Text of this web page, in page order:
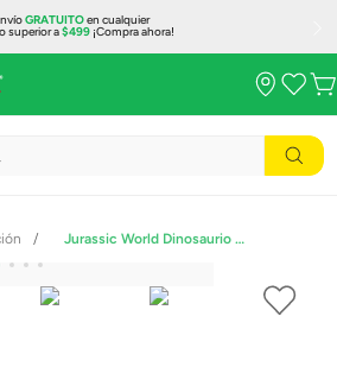
GRATUITOen cualquier
superior a$499¡Compra ahora!
Jurassic World Dinosaurio Suchomimus